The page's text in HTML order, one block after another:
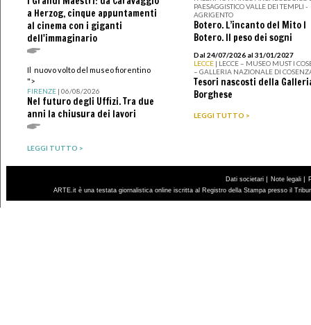
a Herzog, cinque appuntamenti
al cinema con i giganti
dell'immaginario
Il nuovo volto del museo fiorentino
">
FIRENZE| 06/08/2026
Nel futuro degli Uffizi. Tra due
anni la chiusura dei lavori
LEGGI TUTTO >
PAESAGGISTICO VALLE DEI TEMPLI -
AGRIGENTO
Botero. L’incanto del Mito I
Botero. Il peso dei sogni
Dal 24/07/2026 al 31/01/2027
LECCE | LECCE – MUSEO MUST I
– GALLERIA NAZIONALE DI
Tesori nascosti della
Borghese
LEGGI TUTTO >
Dati societari | Note legali |
ARTE.it è una testata giornalistica online iscritta al Registro della Stampa presso il